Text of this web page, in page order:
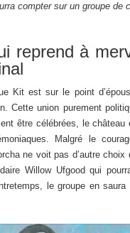
compter sur un groupe de
reprend à
Kit est sur le point
Cette union purement
être célébrées, le château
Malgré le
ne voit pas d’autre choix
Willow Ufgood qui
le groupe en